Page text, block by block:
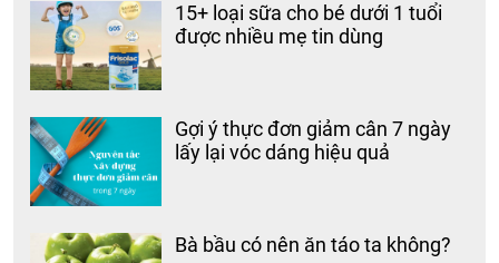
15+ loại sữa cho bé dưới 1 tuổi
được nhiều mẹ tin dùng
Gợi ý thực đơn giảm cân 7 ngày
lấy lại vóc dáng hiệu quả
Bà bầu có nên ăn táo ta không?